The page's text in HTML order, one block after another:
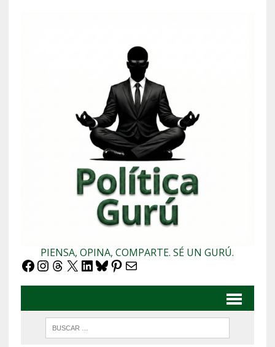
PIENSA, OPINA, COMPARTE. SÉ UN GURÚ.
Facebook
Instagram
Threads
X LinkedIn
Bluesky
Pinterest
Correo electrónico